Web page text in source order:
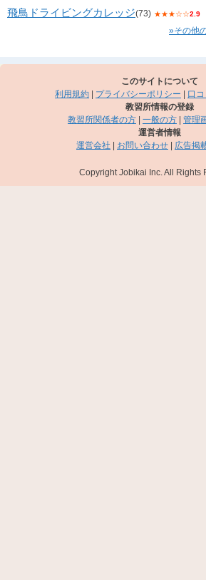
飛鳥ドライビングカレッジ(73) ★★★☆☆2.9
»その他
このサイトについて
利用規約
プライバシーポリシー
口
教習所情報の登録
教習所関係者の方
一般の方
管理
運営者情報
運営会社
お問い合わせ 広告掲
Copyright Jobikai Inc. All Rights